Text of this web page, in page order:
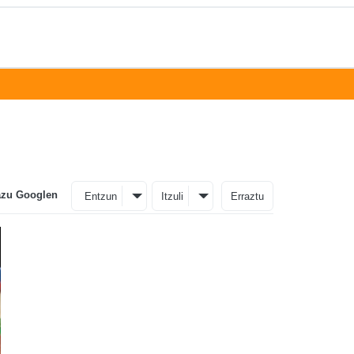
Googlen Entzun Itzuli Erraztu